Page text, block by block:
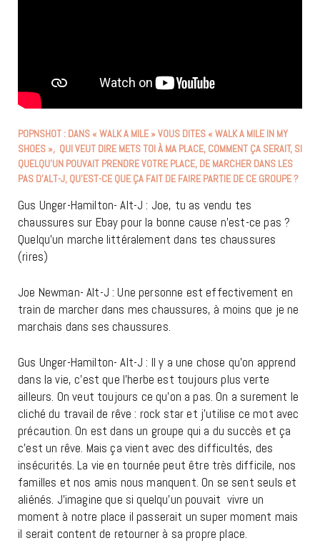
POPNSHOT : DANS « WALK A MILE » VOUS DITES « WALK A MILE IN MY
SHOES », QUI VEUT DIRE METS TOI À MA PLACE, COMMENT ÇA SERAIT, SI
QUELQU’UN POUVAIT PRENDRE VOTRE PLACE, DE MARCHER DANS LES
PAS D’ALT-J, QU’EST-CE QUE ÇA FAIT DE FAIRE PARTIE DE CE GROUPE ?
Gus Unger-Hamilton- Alt-J : Joe, tu as vendu tes
chaussures sur Ebay pour la bonne cause n’est-ce pas ?
Quelqu’un marche littéralement dans tes chaussures
(rires)
Joe Newman- Alt-J : Une personne est effectivement en
train de marcher dans mes chaussures, à moins que je ne
marchais dans ses chaussures.
Gus Unger-Hamilton- Alt-J : Il y a une chose qu’on apprend
dans la vie, c’est que l’herbe est toujours plus verte
ailleurs. On veut toujours ce qu’on a pas. On a surement le
cliché du travail de rêve : rock star et j’utilise ce mot avec
précaution. On est dans un groupe qui a du succès et ça
c’est un rêve. Mais ça vient avec des difficultés, des
insécurités. La vie en tournée peut être très difficile, nos
familles et nos amis nous manquent. On se sent seuls et
aliénés. J’imagine que si quelqu’un pouvait vivre un
moment à notre place il passerait un super moment mais
il serait content de retourner à sa propre place.